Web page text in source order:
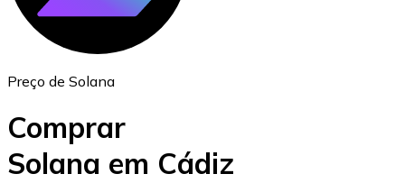
Preço de Solana
Comprar
Solana em Cádiz